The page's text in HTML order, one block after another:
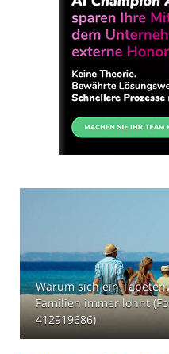
Warum sich ein
Familien immer lohnt
412919686)